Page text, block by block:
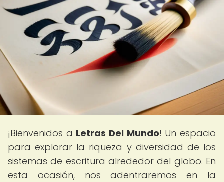
¡Bienvenidos a Letras Del Mundo! Un espacio
para explorar la riqueza y diversidad de los
sistemas de escritura alrededor del globo. En
esta ocasión, nos adentraremos en la